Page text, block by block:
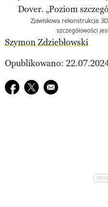
Zjawiskowa rekonstrukcja
szczegółowości
Szymon Zdziebłowski
Opublikowano:
Udostępnij na facebook
Udostępnij na twitter
E-mail do